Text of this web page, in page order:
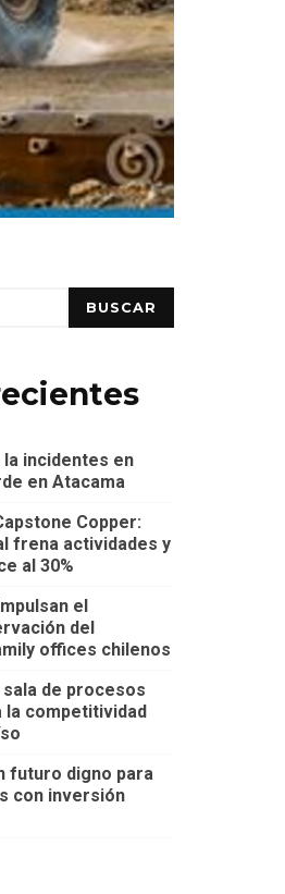
BUSCAR
incidentes en
en Atacama
Copper:
frena actividades y
al 30%
el
del
offices chilenos
sala de procesos
la competitividad
futuro digno para
con inversión